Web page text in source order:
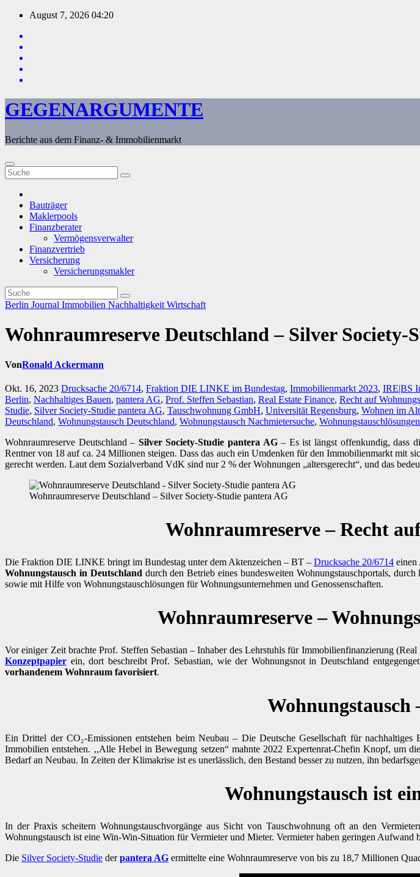
Zum
springen
August 7, 2026 04:20
GEGENARGUMENTE
Berichte aus dem Finanz- & Immobilienmarkt
Bauträger
Maklerpools
Finanzberater
Vermögensverwalter
Finanzvertrieb
Versicherung
Versicherungsmakler
Berlin Journal Immobilien Nachhaltigkeit Wirtschaft
Wohnraumreserve Deutschland – Silver Society-
VonRonald Ackermann
Okt. 16, 2023 Drucksache 20/6714, Fraktion DIE LINKE im Bundestag, Immobilienmarkt 2023, IRE|BS
Berlin, Nachhaltiges Bauen, pantera AG, Prof. Steffen Sebastian, Real Estate Finance, Recht auf
Studie, Silver Society-Studie pantera AG, Tauschwohnung GmbH, Universität Regensburg, Wohnen im
Deutschland, Wohnungstausch Deutschland, Wohnungstausch Nachmietersuche, Wohnungstauschlösungen
Wohnraumreserve Deutschland – Silver Society-Studie pantera AG– Es ist längst offenkundig, dass
Rentner von 18 auf ca. 24 Millionen steigen. Dass das auch ein Umdenken für den Immobilienmarkt mit
gerecht werden. Laut dem Sozialverband VdK sind nur 2 % der Wohnungen „altersgerecht“, und das
Wohnraumreserve Deutschland – Silver Society-Studie pantera AG
Wohnraumreserve – Recht
Die Fraktion DIE LINKE bringt im Bundestag unter dem Aktenzeichen – BT – Drucksache 20/6714 einen
Wohnungstausch in Deutschland durch den Betrieb eines bundesweiten Wohnungstauschportals,
sowie mit Hilfe von Wohnungstauschlösungen für Wohnungsunternehmen und Genossenschaften.
Wohnraumreserve –
Vor einiger Zeit brachte Prof. Steffen Sebastian – Inhaber des Lehrstuhls für Immobilienfinanzierung
Konzeptpapier ein, dort beschreibt Prof. Sebastian, wie der Wohnungsnot in Deutschland
vorhandenem Wohnraum favorisiert.
Ein Drittel der CO₂-Emissionen entstehen beim Neubau – Die Deutsche Gesellschaft für
Immobilien entstehen. ,,Alle Hebel in Bewegung setzen“ mahnte 2022 Expertenrat-Chefin Knopf, um
Bedarf an Neubau. In Zeiten der Klimakrise ist es unerlässlich, den Bestand besser zu nutzen, ihn
Wohnungstausch ist
In der Praxis scheitern Wohnungstauschvorgänge aus Sicht von Tauschwohnung oft an den
Wohnungstausch ist eine Win-Win-Situation für Vermieter und Mieter. Vermieter haben geringen Aufwand
Die Silver Society-Studie derpantera AG ermittelte eine Wohnraumreserve von bis zu 18,7 Millionen